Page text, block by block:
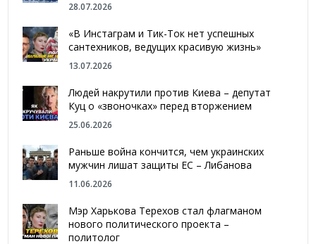
28.07.2026
«В Инстаграм и Тик-Ток нет успешных
сантехников, ведущих красивую жизнь»
13.07.2026
Людей накрутили против Киева – депутат
Куц о «звоночках» перед вторжением
25.06.2026
Раньше война кончится, чем украинских
мужчин лишат защиты ЕС – Либанова
11.06.2026
Мэр Харькова Терехов стал флагманом
нового политического проекта –
политолог